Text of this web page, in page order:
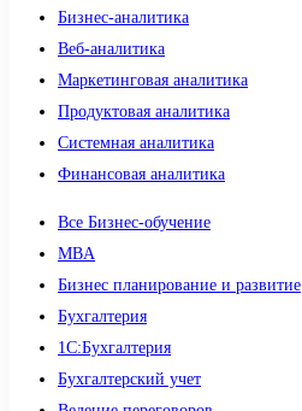
Бизнес-аналитика
Веб-аналитика
Маркетинговая аналитика
Продуктовая аналитика
Системная аналитика
Финансовая аналитика
Все Бизнес-обучение
MBA
Бизнес планирование и развитие
Бухгалтерия
1C:Бухгалтерия
Бухгалтерский учет